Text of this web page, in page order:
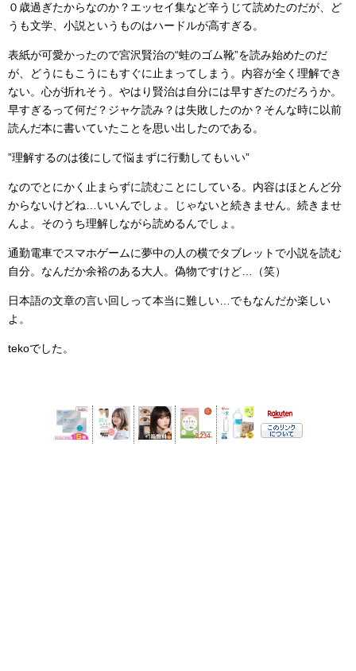
０歳過ぎたからなのか？エッセイ集など辛うじて読めたのだが、ど
うも文学、小説というものはハードルが高すぎる。
表紙が可愛かったので宮沢賢治の“蛙のゴム靴”を読み始めたのだ
が、どうにもこうにもすぐに止まってしまう。内容が全く理解でき
ない。心が折れそう。やはり賢治は自分には早すぎたのだろうか。
早すぎるって何だ？ジャケ読み？は失敗したのか？そんな時に以前
読んだ本に書いていたことを思い出したのである。
”理解するのは後にして悩まずに行動してもいい”
なのでとにかく止まらずに読むことにしている。内容はほとんど分
からないけどね…いいんでしょ。じゃないと続きません。続きませ
んよ。そのうち理解しながら読めるんでしょ。
通勤電車でスマホゲームに夢中の人の横でタブレットで小説を読む
自分。なんだか余裕のある大人。偽物ですけど…（笑）
日本語の文章の言い回しって本当に難しい…でもなんだか楽しい
よ。
tekoでした。